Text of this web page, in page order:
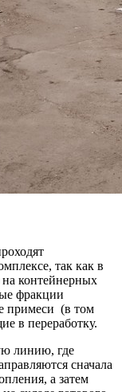
так как в
на контейнерных
фракции
примеси (в том
в переработку.
линию, где
сначала
а затем